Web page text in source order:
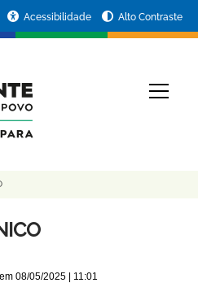
Acessibilidade Alto Contraste
08/05/2025 | 11:01